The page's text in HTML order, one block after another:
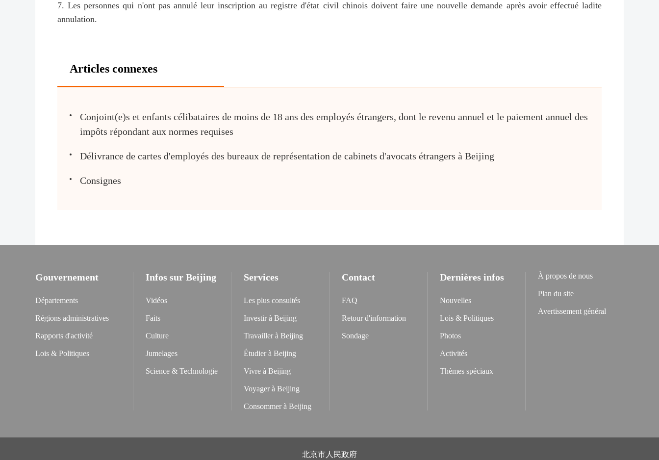
7. Les personnes qui n'ont pas annulé leur inscription au registre d'état civil chinois doivent faire une nouvelle demande après avoir effectué ladite
annulation.
Articles connexes
Conjoint(e)s et enfants célibataires de moins de 18 ans des employés étrangers, dont le revenu annuel et le paiement annuel des
impôts répondant aux normes requises
Délivrance de cartes d'employés des bureaux de représentation de cabinets d'avocats étrangers à Beijing
Consignes
Gouvernement
Départements
Régions administratives
Rapports d'activité
Lois & Politiques
Infos sur Beijing
Vidéos
Faits
Culture
Jumelages
Science & Technologie
Services
Les plus consultés
Investir à Beijing
Travailler à Beijing
Étudier à Beijing
Vivre à Beijing
Voyager à Beijing
Consommer à Beijing
Contact
FAQ
Retour d'information
Sondage
Dernières infos
Nouvelles
Lois & Politiques
Photos
Activités
Thèmes spéciaux
À propos de nous
Plan du site
Avertissement général
北京市人民政府